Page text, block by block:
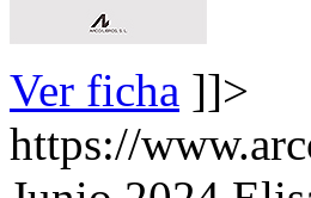
Ver ficha ]]>
https://